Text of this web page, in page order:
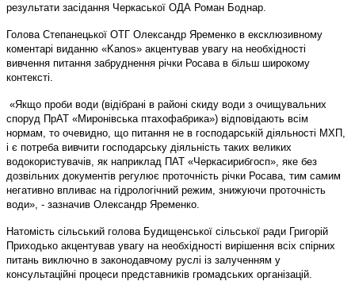
результати засідання Черкаської ОДА Роман Боднар.
Голова Степанецької ОТГ Олександр Яременко в ексклюзивному
коментарі виданню «Kanos» акцентував увагу на необхідності
вивчення питання забруднення річки Росава в більш широкому
контексті.
«Якщо проби води (відібрані в районі скиду води з очищувальних
споруд ПрАТ «Миронівська птахофабрика») відповідають всім
нормам, то очевидно, що питання не в господарській діяльності МХП,
і є потреба вивчити господарську діяльність таких великих
водокористувачів, як наприклад ПАТ «Черкасирибгосп», яке без
дозвільних документів регулює проточність річки Росава, тим самим
негативно впливає на гідрологічний режим, знижуючи проточність
води», - зазначив Олександр Яременко.
Натомість сільський голова Будищенської сільської ради Григорій
Приходько акцентував увагу на необхідності вирішення всіх спірних
питань виключно в законодавчому руслі із залученням у
консультаційні процеси представників громадських організацій.